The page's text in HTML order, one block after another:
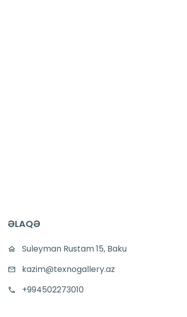
ƏLAQƏ
Suleyman Rustam 15, Baku
kazim@texnogallery.az
+994502273010